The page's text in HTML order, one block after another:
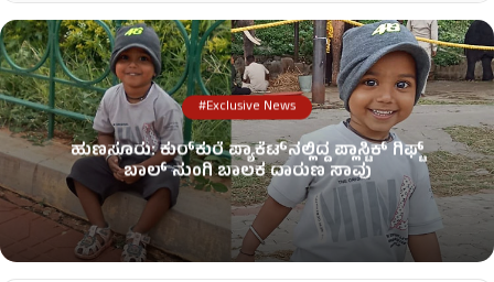
#Exclusive News
ಹುಣಸೂರು: ಕುರ್‌ಕುರೆ ಪ್ಯಾಕೆಟ್‌ನಲ್ಲಿದ್ದ ಪ್ಲಾಸ್ಟಿಕ್ ಗಿಫ್ಟ್
ಬಾಲ್ ನುಂಗಿ ಬಾಲಕ ದಾರುಣ ಸಾವು